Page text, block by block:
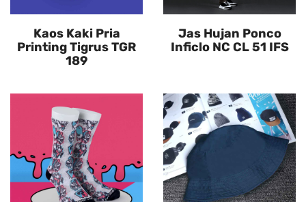
Kaos Kaki Pria
Printing Tigrus TGR
189
Jas Hujan Ponco
Inficlo NC CL 51 IFS